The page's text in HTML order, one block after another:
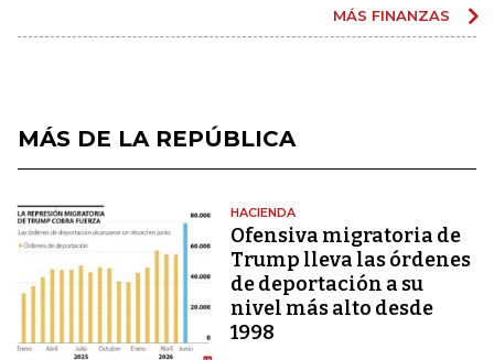
MÁS FINANZAS
MÁS DE LA REPÚBLICA
HACIENDA
Ofensiva migratoria de
Trump lleva las órdenes
de deportación a su
nivel más alto desde
1998